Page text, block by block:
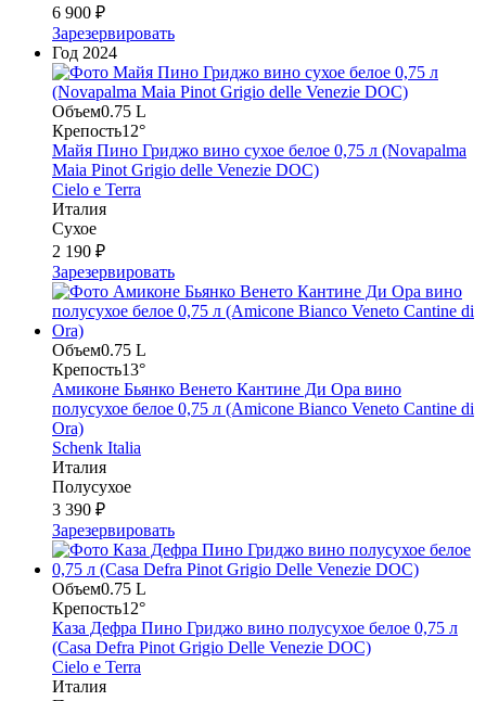
6 900 ₽
Зарезервировать
Год 2024
Объем0.75 L
Крепость12°
Майя Пино Гриджо вино сухое белое 0,75 л (Novapalma
Maia Pinot Grigio delle Venezie DOC)
Cielo e Terra
Италия
Сухое
2 190 ₽
Зарезервировать
Объем0.75 L
Крепость13°
Амиконе Бьянко Венето Кантине Ди Ора вино
полусухое белое 0,75 л (Amicone Bianco Veneto Cantine di
Ora)
Schenk Italia
Италия
Полусухое
3 390 ₽
Зарезервировать
Объем0.75 L
Крепость12°
Каза Дефра Пино Гриджо вино полусухое белое 0,75 л
(Casa Defra Pinot Grigio Delle Venezie DOC)
Cielo e Terra
Италия